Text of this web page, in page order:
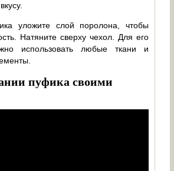
уложите слой поролона, чтобы
Натяните сверху чехол. Для его
использовать любые ткани и
пуфика своими